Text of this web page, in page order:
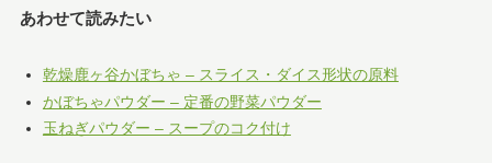
あわせて読みたい
乾燥鹿ヶ谷かぼちゃ – スライス・ダイス形状の原料
かぼちゃパウダー – 定番の野菜パウダー
玉ねぎパウダー – スープのコク付け